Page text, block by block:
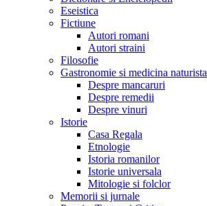
Eseistica
Fictiune
Autori romani
Autori straini
Filosofie
Gastronomie si medicina naturista
Despre mancaruri
Despre remedii
Despre vinuri
Istorie
Casa Regala
Etnologie
Istoria romanilor
Istorie universala
Mitologie si folclor
Memorii si jurnale